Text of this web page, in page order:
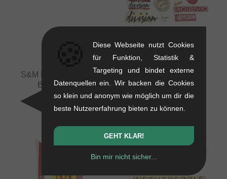
S&M Bikes "Pounding
Beer" Sticker
0.01 kg
5.00EUR
Division Stickerset
0.02 kg
4.16EUR
Diese Webseite nutzt Cookies
für Funktion, Statistik &
Targeting und bindet externe
Datenquellen ein. Wir backen die Cookies
so klein und anonym wie möglich um dir die
beste Nutzererfahrung bieten zu können.
GEHT KLAR!
Bin mir nicht sicher...